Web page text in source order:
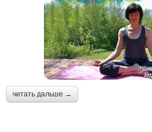
читать дальше →